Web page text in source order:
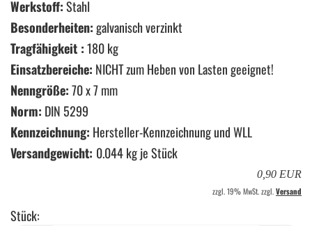
Werkstoff:Stahl
Besonderheiten:galvanisch verzinkt
Tragfähigkeit :180 kg
Einsatzbereiche: NICHT zum Heben von Lasten geeignet!
Nenngröße:70 x 7 mm
Norm: DIN 5299
Kennzeichnung: Hersteller-Kennzeichnung und WLL
Versandgewicht: 0.044kg je Stück
0,90 EUR
zzgl. 19% MwSt. zzgl.Versand
Stück: